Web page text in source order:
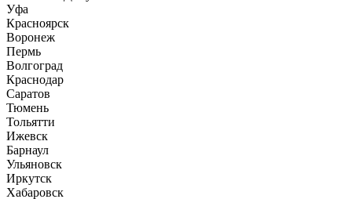
Уфа
Красноярск
Воронеж
Пермь
Волгоград
Краснодар
Саратов
Тюмень
Тольятти
Ижевск
Барнаул
Ульяновск
Иркутск
Хабаровск